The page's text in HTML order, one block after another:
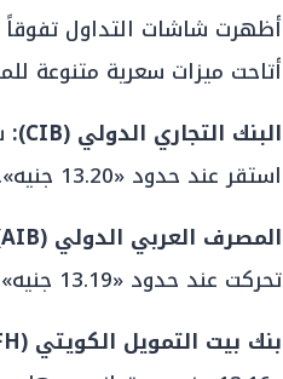
أظهرت شاشات التداول تفوقاً
أتاحت ميزات سعرية متنوعة
البنك التجاري الدولي (CIB):
استقر عند حدود «13.20 جنيه».
المصرف العربي الدولي (AIB):
تحركت عند حدود «13.19 جنيه».
بنك بيت التمويل الكويتي (KFH):